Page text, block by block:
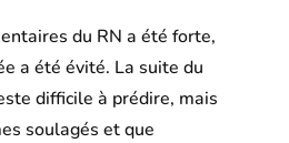
du RN a été forte,
a été évité. La suite du
difficile à prédire, mais
soulagés et que